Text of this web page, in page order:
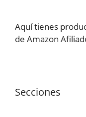
Aquí tienes
de Amazon
Secciones